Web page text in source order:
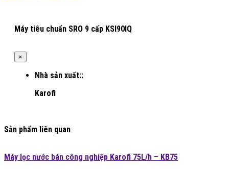
Máy tiêu chuẩn SRO 9 cấp KSI90IQ
×
Nhà sản xuất::
Karofi
Sản phẩm liên quan
Máy lọc nước bán công nghiệp Karofi 75L/h – KB75